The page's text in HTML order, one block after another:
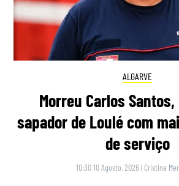
ALGARVE
Morreu Carlos
sapador de Loulé com
de serviço
10:30 10 Agosto, 2026 | Cristina